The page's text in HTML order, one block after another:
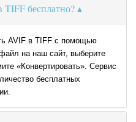
TIFF бесплатно?
AVIF в TIFF с помощью
на наш сайт, выберите
«Конвертировать». Сервис
бесплатных